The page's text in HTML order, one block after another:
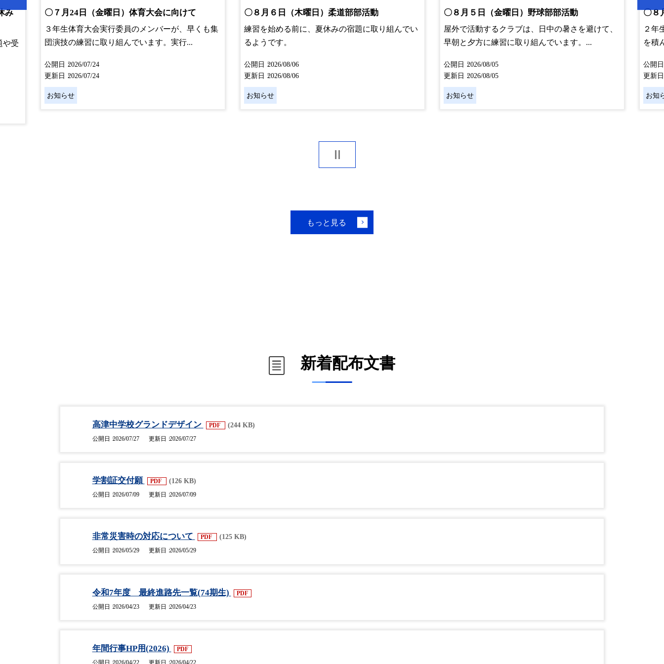
み
や受
〇７月24日（金曜日）体育大会に向けて
３年生体育大会実行委員のメンバーが、早くも集
団演技の練習に取り組んでいます。実行...
公開日 2026/07/24
更新日 2026/07/24
お知らせ
〇８月６日（木曜日）柔道部部活動
練習を始める前に、夏休みの宿題に取り組んでい
るようです。
公開日 2026/08/06
更新日 2026/08/06
お知らせ
〇８月５日（金曜日）野球部部活動
屋外で活動するクラブは、日中の暑さを避けて、
早朝と夕方に練習に取り組んでいます。...
公開日 2026/08/05
更新日 2026/08/05
お知らせ
〇８
２年
を積
公開日
更新日
お知
もっと見る
新着配布文書
高津中学校グランドデザイン PDF (244 KB)
公開日 2026/07/27 更新日 2026/07/27
学割証交付願 PDF (126 KB)
公開日 2026/07/09 更新日 2026/07/09
非常災害時の対応について PDF (125 KB)
公開日 2026/05/29 更新日 2026/05/29
令和7年度 最終進路先一覧(74期生)
PDF
公開日 2026/04/23 更新日 2026/04/23
年間行事HP用(2026)
PDF
公開日 2026/04/22 更新日 2026/04/22